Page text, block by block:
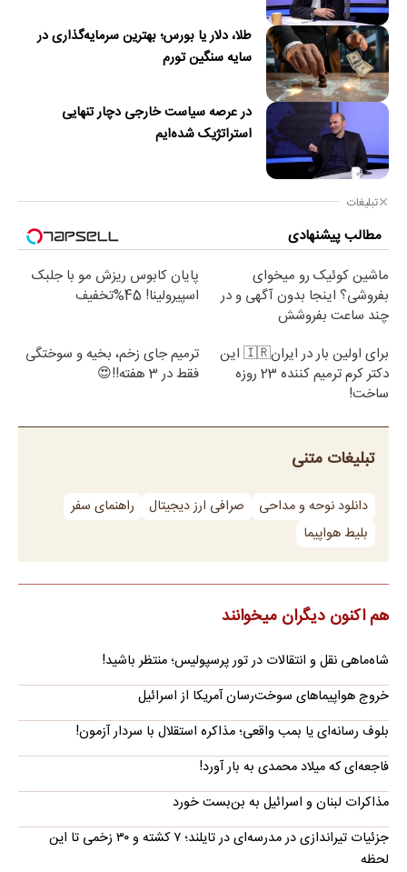
طلا، دلار یا بورس؛ بهترین سرمایه‌گذاری در
سایه سنگین تورم
در عرصه سیاست خارجی دچار تنهایی
استراتژیک شده‌ایم
تبلیغات
مطالب پیشنهادی
ماشین کوئیک رو میخوای
بفروشی؟ اینجا بدون آگهی و در
چند ساعت بفروشش
پایان کابوس ریزش مو با جلبک
اسپیرولینا! 45%تخفیف
برای اولین بار در ایران🇮🇷 این
دکتر کرم ترمیم کننده 23 روزه
ساخت!
ترمیم جای زخم، بخیه و سوختگی
فقط در 3 هفته!!😍
تبلیغات متنی
دانلود نوحه و مداحی صرافی ارز دیجیتال
راهنمای سفر
بلیط هواپیما
هم اکنون دیگران میخوانند
شاه‌ماهی نقل و انتقالات در تور پرسپولیس؛ منتظر باشید!
خروج هواپیماهای سوخت‌رسان آمریکا از اسرائیل
بلوف رسانه‌ای یا بمب واقعی؛ مذاکره استقلال با سردار آزمون!
فاجعه‌ای که میلاد محمدی به بار آورد!
مذاکرات لبنان و اسرائیل به بن‌بست خورد
جزئیات تیراندازی در مدرسه‌ای در تایلند؛ ۷ کشته و ۳۰ زخمی تا این
لحظه